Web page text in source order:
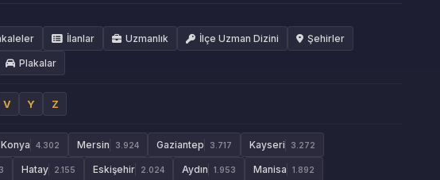
İlanlar Uzmanlık İlçe Uzman Dizini Şehirler
Plakalar
V Y Z
Konya 4.302 Mersin 3.924 Gaziantep 3.717 Kayseri 3.272
Hatay 2.155 Eskişehir 2.024 Aydın 1.953 Manisa 1.892